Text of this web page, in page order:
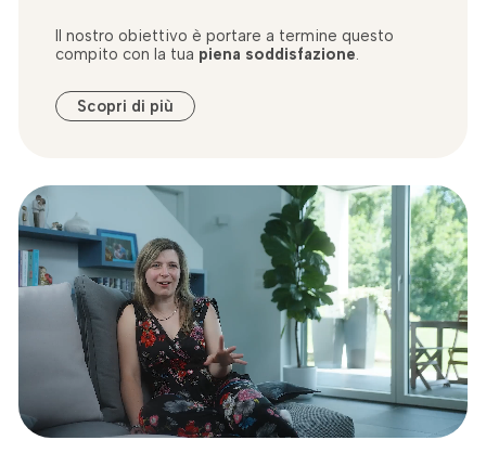
Il nostro obiettivo è portare a termine questo
compito con la tua piena soddisfazione.
Scopri di più